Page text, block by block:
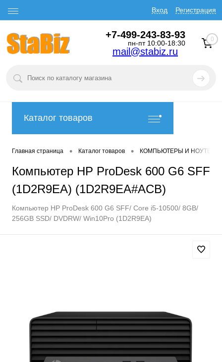
Вход Регистрация
+7-499-243-83-93
пн-пт 10:00-18:30
mail@stabiz.ru
0
Каталог товаров
Главная страница • Каталог товаров • КОМПЬЮТЕРЫ И
Компьютер HP ProDesk 600 G6 SFF
(1D2R9EA) (1D2R9EA#ACB)
Компьютер HP ProDesk 600 G6 SFF/ Core i5-10500/ 8GB/
256GB SSD/ DVDRW/ Win10Pro (1D2R9EA)